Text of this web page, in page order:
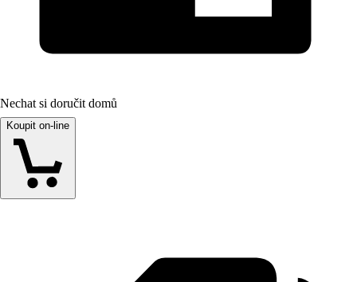
Nechat si doručit domů
Koupit on-line